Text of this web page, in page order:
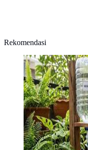
Rekomendasi